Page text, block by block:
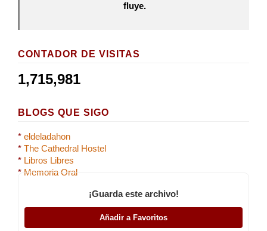
fluye.
CONTADOR DE VISITAS
1,715,981
BLOGS QUE SIGO
* eldeladahon
* The Cathedral Hostel
* Libros Libres
* Memoria Oral
¡Guarda este archivo!
Añadir a Favoritos